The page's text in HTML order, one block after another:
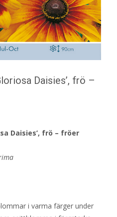
Daisies’, frö –
Daisies’, frö – fröer
i varma färger under